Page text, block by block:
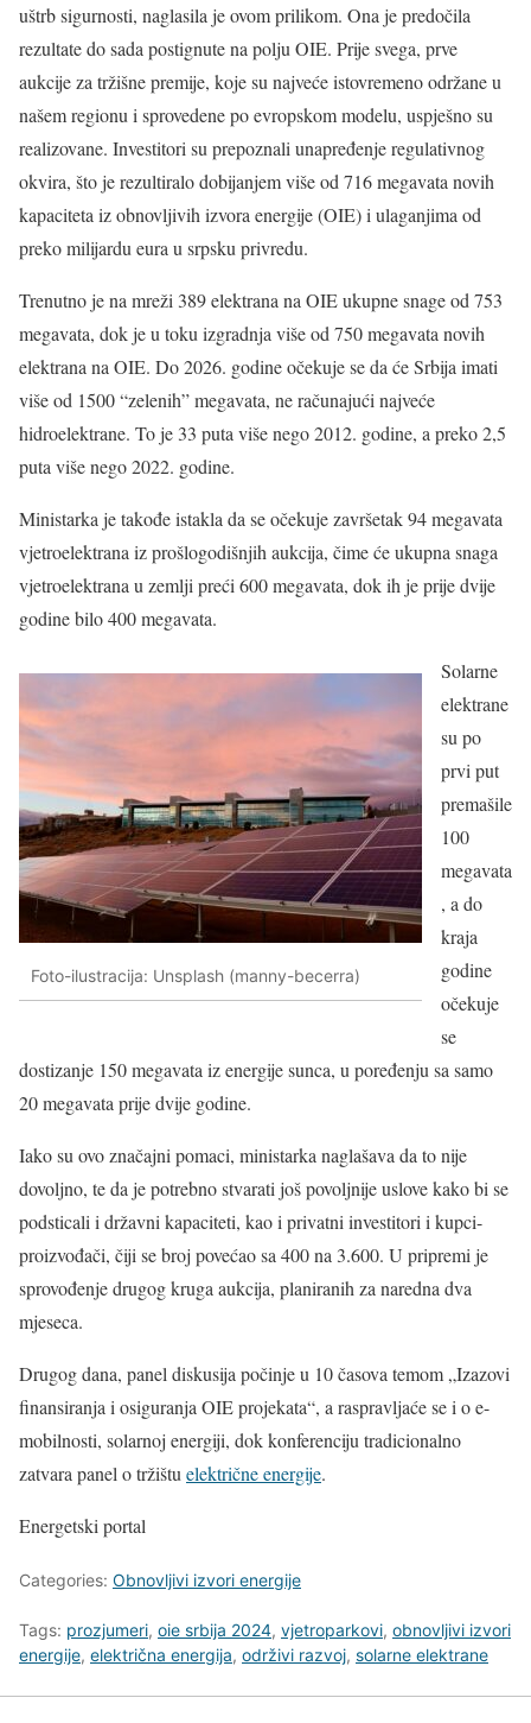
uštrb sigurnosti, naglasila je ovom prilikom. Ona je predočila
rezultate do sada postignute na polju OIE. Prije svega, prve
aukcije za tržišne premije, koje su najveće istovremeno održane u
našem regionu i sprovedene po evropskom modelu, uspješno su
realizovane. Investitori su prepoznali unapređenje regulativnog
okvira, što je rezultiralo dobijanjem više od 716 megavata novih
kapaciteta iz obnovljivih izvora energije (OIE) i ulaganjima od
preko milijardu eura u srpsku privredu.
Trenutno je na mreži 389 elektrana na OIE ukupne snage od 753
megavata, dok je u toku izgradnja više od 750 megavata novih
elektrana na OIE. Do 2026. godine očekuje se da će Srbija imati
više od 1500 “zelenih” megavata, ne računajući najveće
hidroelektrane. To je 33 puta više nego 2012. godine, a preko 2,5
puta više nego 2022. godine.
Ministarka je takođe istakla da se očekuje završetak 94 megavata
vjetroelektrana iz prošlogodišnjih aukcija, čime će ukupna snaga
vjetroelektrana u zemlji preći 600 megavata, dok ih je prije dvije
godine bilo 400 megavata.
Foto-ilustracija: Unsplash (manny-becerra)
Solarne
elektrane
su po
prvi put
premašile
100
megavata
, a do
kraja
godine
očekuje
se
dostizanje 150 megavata iz energije sunca, u poređenju sa samo
20 megavata prije dvije godine.
Iako su ovo značajni pomaci, ministarka naglašava da to nije
dovoljno, te da je potrebno stvarati još povoljnije uslove kako bi se
podsticali i državni kapaciteti, kao i privatni investitori i kupci-
proizvođači, čiji se broj povećao sa 400 na 3.600. U pripremi je
sprovođenje drugog kruga aukcija, planiranih za naredna dva
mjeseca.
Drugog dana, panel diskusija počinje u 10 časova temom „Izazovi
finansiranja i osiguranja OIE projekata“, a raspravljaće se i o e-
mobilnosti, solarnoj energiji, dok konferenciju tradicionalno
zatvara panel o tržištu električne energije.
Energetski portal
Categories: Obnovljivi izvori energije
Tags: prozjumeri, oie srbija 2024, vjetroparkovi, obnovljivi izvori
energije, električna energija, održivi razvoj, solarne elektrane